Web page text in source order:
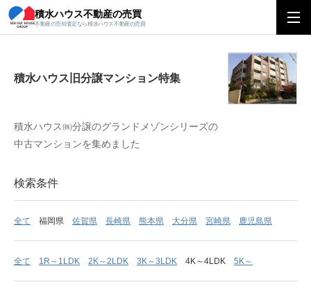
積水ハウス不動産の売買
不動産の売却査定なら積水ハウス不動産の売買
積水ハウス旧分譲マンション特集
積水ハウス旧分譲マンション特集
積水ハウス㈱分譲のグランドメゾンシリーズの
中古マンションを集めました
検索条件
全て 福岡県 佐賀県 長崎県 熊本県 大分県 宮崎県 鹿児島県
全て 1R～1LDK 2K～2LDK 3K～3LDK 4K～4LDK 5K～